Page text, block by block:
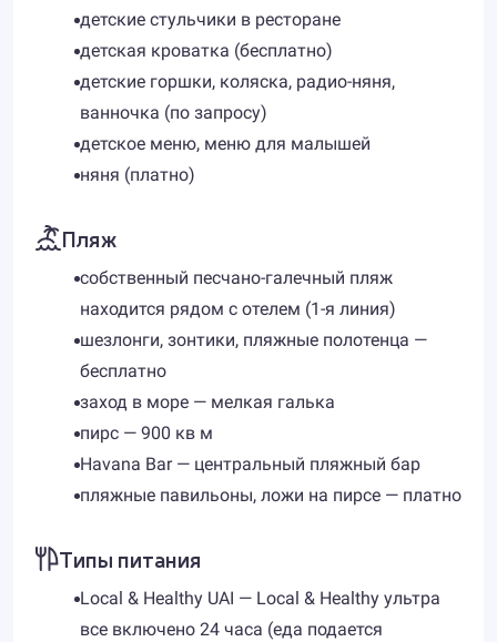
детские стульчики в ресторане
детская кроватка (бесплатно)
детские горшки, коляска, радио-няня,
ванночка (по запросу)
детское меню, меню для малышей
няня (платно)
Пляж
собственный песчано-галечный пляж
находится рядом с отелем (1-я линия)
шезлонги, зонтики, пляжные полотенца —
бесплатно
заход в море — мелкая галька
пирс — 900 кв м
Havana Bar — центральный пляжный бар
пляжные павильоны, ложи на пирсе — платно
Типы питания
Local & Healthy UAI — Local & Healthy ультра
все включено 24 часа (еда подается